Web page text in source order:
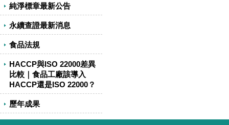
純淨標章最新公告
永續查證最新消息
食品法規
HACCP與ISO 22000差異
比較｜食品工廠該導入
HACCP還是ISO 22000？
歷年成果